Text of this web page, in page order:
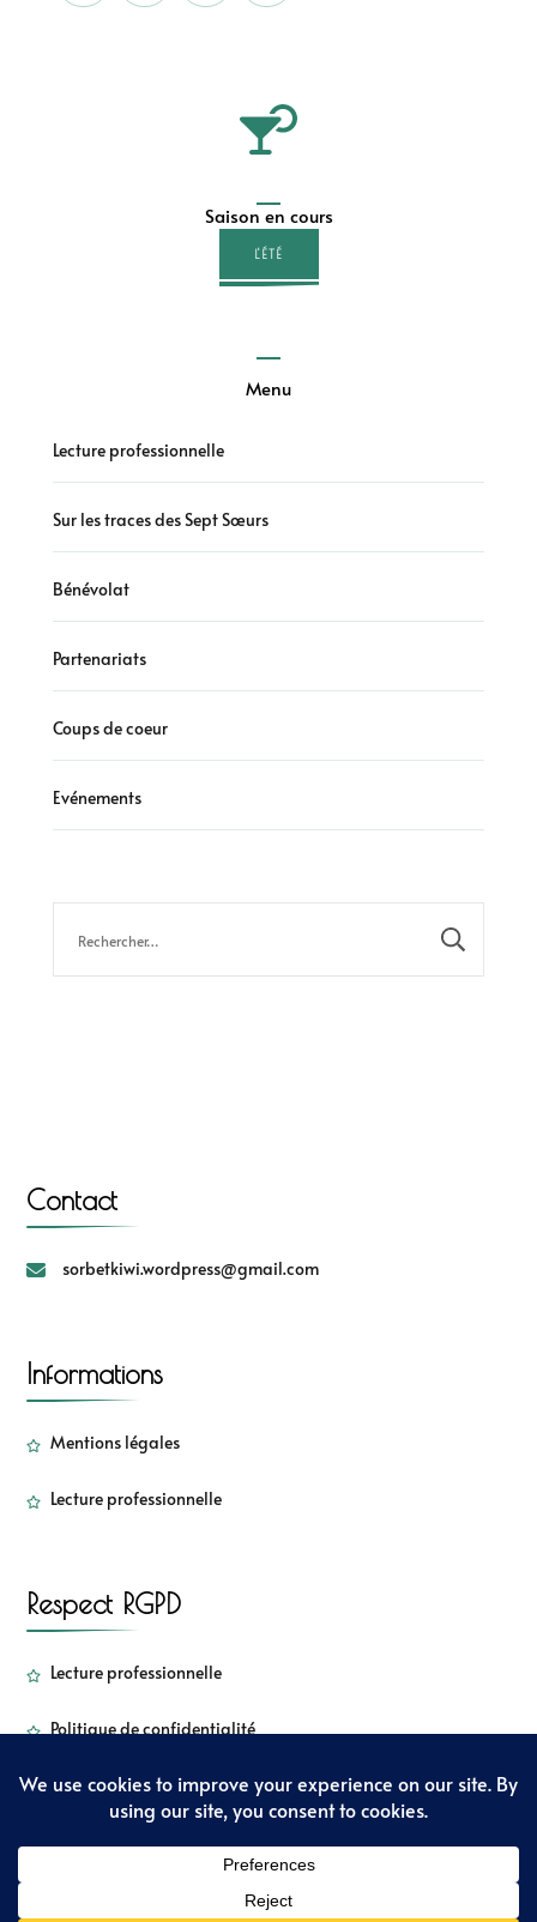
Saison en cours
L'ÉTÉ
Menu
Lecture professionnelle
Sur les traces des Sept Sœurs
Bénévolat
Partenariats
Coups de coeur
Evénements
Contact
sorbetkiwi.wordpress@gmail.com
Informations
Mentions légales
Lecture professionnelle
Respect RGPD
Lecture professionnelle
Politique de confidentialité
WordPressPolitique de confidentialité